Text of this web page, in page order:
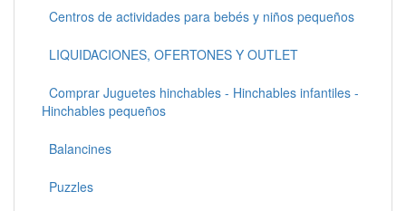
Centros de actividades para bebés y niños pequeños
LIQUIDACIONES, OFERTONES Y OUTLET
Comprar Juguetes hinchables - Hinchables infantiles -
Hinchables pequeños
Balancines
Puzzles